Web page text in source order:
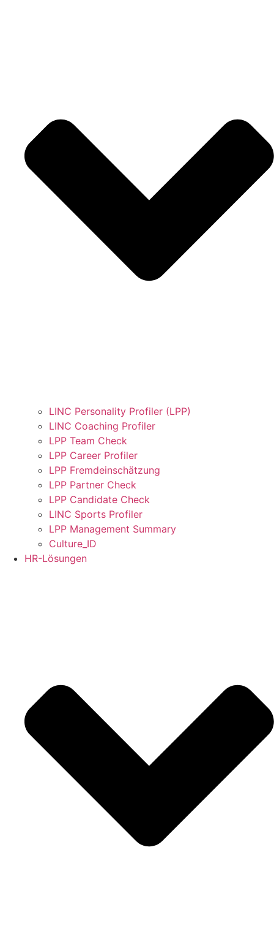
LINC Personality Profiler (LPP)
LINC Coaching Profiler
LPP Team Check
LPP Career Profiler
LPP Fremdeinschätzung
LPP Partner Check
LPP Candidate Check
LINC Sports Profiler
LPP Management Summary
Culture_ID
HR-Lösungen